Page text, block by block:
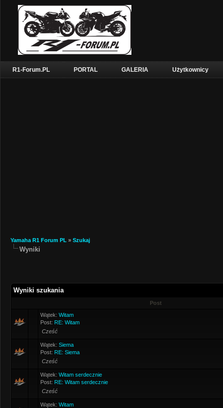
R1-Forum.PL PORTAL GALERIA Użytkownicy
Yamaha R1 Forum PL » Szukaj
Wyniki
Wyniki szukania
Post
Wątek: Witam
Post: RE: Witam
Cześć
Wątek: Siema
Post: RE: Siema
Cześć
Wątek: Witam serdecznie
Post: RE: Witam serdecznie
Cześć
Wątek: Witam